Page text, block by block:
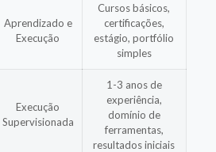
Aprendizado e
Execução
Cursos básicos,
certificações,
estágio, portfólio
simples
Execução
Supervisionada
1-3 anos de
experiência,
domínio de
ferramentas,
resultados iniciais